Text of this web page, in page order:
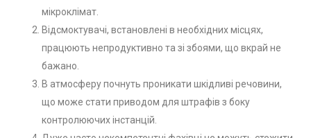
мікроклімат.
Відсмоктувачі, встановлені в необхідних місцях,
працюють непродуктивно та зі збоями, що вкрай не
бажано.
В атмосферу почнуть проникати шкідливі речовини,
що може стати приводом для штрафів з боку
контролюючих інстанцій.